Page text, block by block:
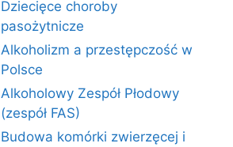
Dziecięce choroby
pasożytnicze
Alkoholizm a przestępczość w
Polsce
Alkoholowy Zespół Płodowy
(zespół FAS)
Budowa komórki zwierzęcej i